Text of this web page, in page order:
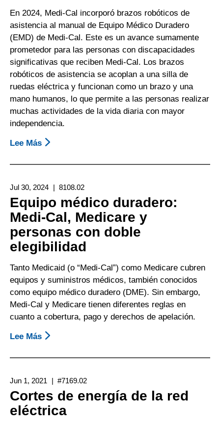
En 2024, Medi-Cal incorporó brazos robóticos de
asistencia al manual de Equipo Médico Duradero
(EMD) de Medi-Cal. Este es un avance sumamente
prometedor para las personas con discapacidades
significativas que reciben Medi-Cal. Los brazos
robóticos de asistencia se acoplan a una silla de
ruedas eléctrica y funcionan como un brazo y una
mano humanos, lo que permite a las personas realizar
muchas actividades de la vida diaria con mayor
independencia.
Lee Más Sobre
Hacer
Medi-
Cal
Cubra
Un
Brazo
Robótico
De
Asistencia
Jul 30, 2024 8108.02
Equipo médico duradero:
Medi-Cal, Medicare y
personas con doble
elegibilidad
Tanto Medicaid (o “Medi-Cal”) como Medicare cubren
equipos y suministros médicos, también conocidos
como equipo médico duradero (DME). Sin embargo,
Medi-Cal y Medicare tienen diferentes reglas en
cuanto a cobertura, pago y derechos de apelación.
Lee Más Sobre
Médico
Medi-
Cal,
Medicare
Jun 1, 2021 #7169.02
Cortes de energía de la red
eléctrica